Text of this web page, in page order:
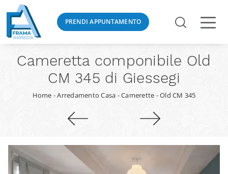
PRENDI APPUNTAMENTO
Cameretta componibile Old
CM 345 di Giessegi
Home -Arredamento Casa -Camerette -Old CM 345